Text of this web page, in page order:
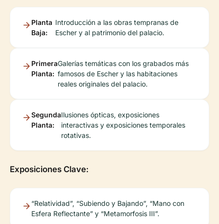
Planta
Baja:
Introducción a las obras tempranas de
Escher y al patrimonio del palacio.
Primera
Planta:
Galerías temáticas con los grabados más
famosos de Escher y las habitaciones
reales originales del palacio.
Segunda
Planta:
Ilusiones ópticas, exposiciones
interactivas y exposiciones temporales
rotativas.
Exposiciones Clave:
“Relatividad”, “Subiendo y Bajando”, “Mano con
Esfera Reflectante” y “Metamorfosis III”.